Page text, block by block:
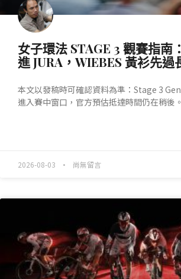
女子環法 STAGE 3 觀賽指南
進 JURA，WIEBES 黃衫先過
本文以發稿時可確認資料為準：Stage 3
進入賽中窗口，官方預估抵達時間仍在稍後。
2026-08-03 尚無留言